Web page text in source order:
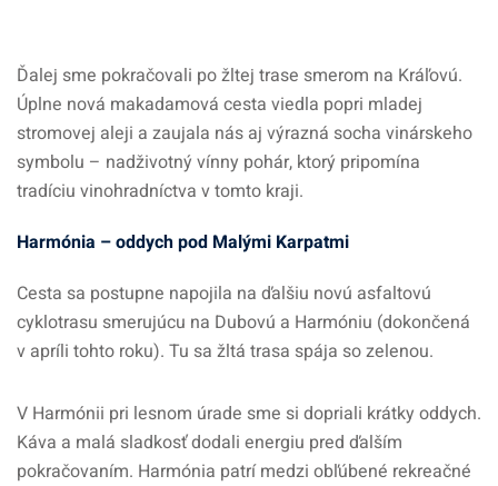
Ďalej sme pokračovali po žltej trase smerom na Kráľovú.
Úplne nová makadamová cesta viedla popri mladej
stromovej aleji a zaujala nás aj výrazná socha vinárskeho
symbolu – nadživotný vínny pohár, ktorý pripomína
tradíciu vinohradníctva v tomto kraji.
Harmónia – oddych pod Malými Karpatmi
Cesta sa postupne napojila na ďalšiu novú asfaltovú
cyklotrasu smerujúcu na Dubovú a Harmóniu (dokončená
v apríli tohto roku). Tu sa žltá trasa spája so zelenou.
V Harmónii pri lesnom úrade sme si dopriali krátky oddych.
Káva a malá sladkosť dodali energiu pred ďalším
pokračovaním. Harmónia patrí medzi obľúbené rekreačné